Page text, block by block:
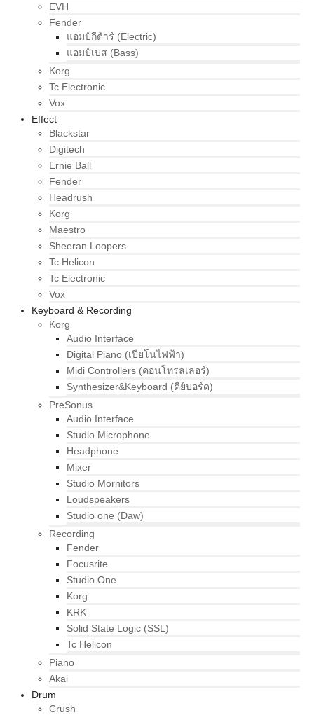
EVH
Fender
แอมป์กีต้าร์ (Electric)
แอมป์เบส (Bass)
Korg
Tc Electronic
Vox
Effect
Blackstar
Digitech
Ernie Ball
Fender
Headrush
Korg
Maestro
Sheeran Loopers
Tc Helicon
Tc Electronic
Vox
Keyboard & Recording
Korg
Audio Interface
Digital Piano (เปียโนไฟฟ้า)
Midi Controllers (คอนโทรลเลอร์)
Synthesizer&Keyboard (คีย์บอร์ด)
PreSonus
Audio Interface
Studio Microphone
Headphone
Mixer
Studio Mornitors
Loudspeakers
Studio one (Daw)
Recording
Fender
Focusrite
Studio One
Korg
KRK
Solid State Logic (SSL)
Tc Helicon
Piano
Akai
Drum
Crush